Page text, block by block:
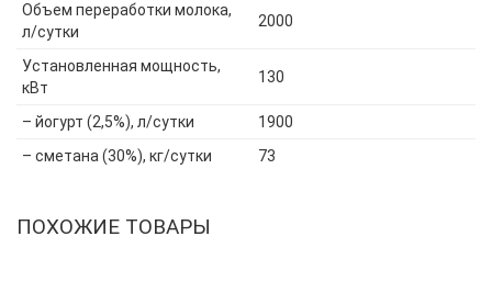
Объем переработки молока,
л/сутки
2000
Установленная мощность,
кВт
130
– йогурт (2,5%), л/сутки
1900
– сметана (30%), кг/сутки
73
ПОХОЖИЕ ТОВАРЫ